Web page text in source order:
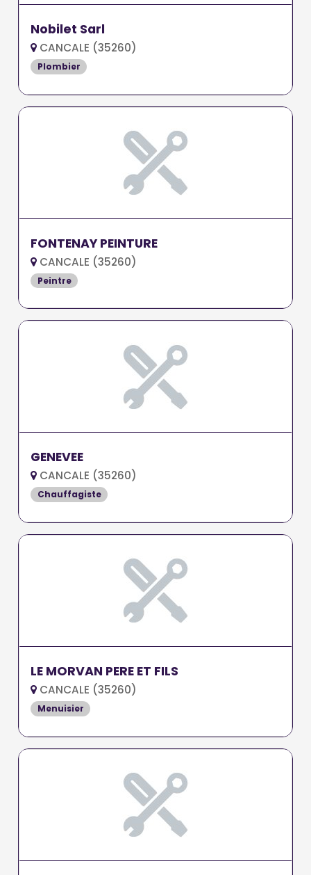
Nobilet Sarl
CANCALE (35260)
Plombier
FONTENAY PEINTURE
CANCALE (35260)
Peintre
GENEVEE
CANCALE (35260)
Chauffagiste
LE MORVAN PERE ET FILS
CANCALE (35260)
Menuisier